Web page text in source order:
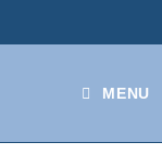
MENU